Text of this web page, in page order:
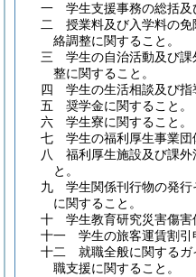
一
学生支援事務の総括及
二
授業料及び入学料の
絡調整に関すること。
三
学生の自治活動及び
整に関すること。
四
学生の生活相談及び指
五
奨学金に関すること。
六
学生寮に関すること。
七
学生の福利厚生事業団
八
福利厚生施設及び課外
と。
九
学生関係刊行物の発
に関すること。
十
学生教育研究災害傷害
十一
学生の旅客運賃割引
十二
就職全般に関する
職支援に関すること。